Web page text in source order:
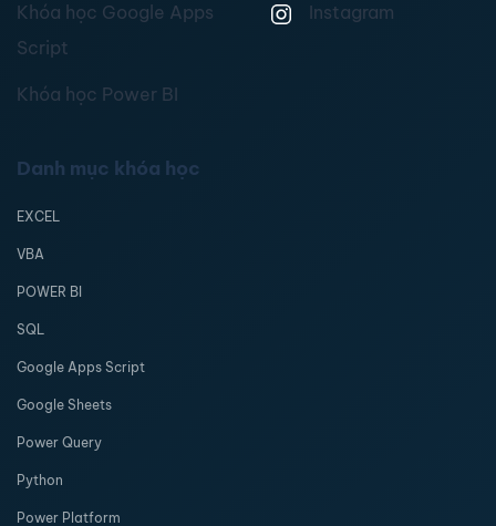
Khóa học Google Apps
Script
Khóa học Power BI
Instagram
Danh mục khóa học
EXCEL
VBA
POWER BI
SQL
Google Apps Script
Google Sheets
Power Query
Python
Power Platform